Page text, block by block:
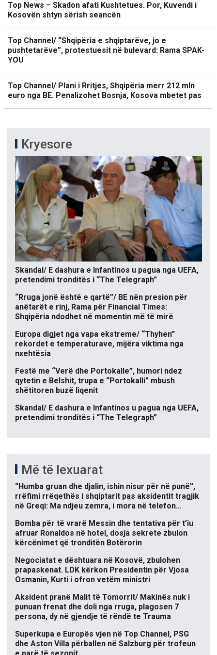
Top News – Skadon afati Kushtetues. Por, Kuvendi i
Kosovën shtyn sërish seancën
Top Channel/ “Shqipëria e shqiptarëve, jo e
pushtetarëve”, protestuesit në bulevard: Rama SPAK-
YOU
Top Channel/ Plani i Rritjes, Shqipëria merr 212 mln
euro nga BE. Penalizohet Bosnja, Kosova mbetet pas
Kryesore
Skandal/ E dashura e Infantinos u pagua nga UEFA,
pretendimi tronditës i “The Telegraph”
“Rruga jonë është e qartë”/ BE nën presion për
anëtarët e rinj, Rama për Financial Times:
Shqipëria ndodhet në momentin më të mirë
Europa digjet nga vapa ekstreme/ “Thyhen”
rekordet e temperaturave, mijëra viktima nga
nxehtësia
Festë me “Verë dhe Portokalle”, humori ndez
qytetin e Belshit, trupa e “Portokalli” mbush
shëtitoren buzë liqenit
Skandal/ E dashura e Infantinos u pagua nga UEFA,
pretendimi tronditës i “The Telegraph”
Më të lexuarat
“Humba gruan dhe djalin, ishin nisur për në punë”,
rrëfimi rrëqethës i shqiptarit pas aksidentit tragjik
në Greqi: Ma ndjeu zemra, i mora në telefon…
Bomba për të vrarë Messin dhe tentativa për t’iu
afruar Ronaldos në hotel, dosja sekrete zbulon
kërcënimet që tronditën Botërorin
Negociatat e dështuara në Kosovë, zbulohen
prapaskenat. LDK kërkon Presidentin për Vjosa
Osmanin, Kurti i ofron vetëm ministri
Aksident pranë Malit të Tomorrit/ Makinës nuk i
punuan frenat dhe doli nga rruga, plagosen 7
persona, dy në gjendje të rëndë te Trauma
Superkupa e Europës vjen në Top Channel, PSG
dhe Aston Villa përballen në Salzburg për trofeun